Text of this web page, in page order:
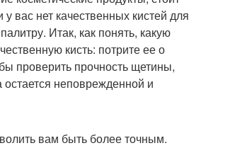
вас нет качественных кистей для
Итак, как понять, какую
кисть: потрите ее о
проверить прочность щетины,
неповрежденной и
вам быть более точным.